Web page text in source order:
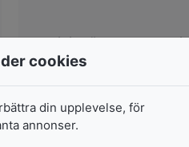
Sigillstämpel
Sigillstämpel Klockor med
I lager
cookies
din upplevelse, för
annonser.